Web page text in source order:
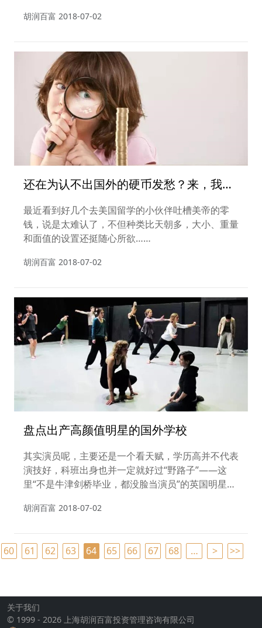
胡润百富 2018-07-02
还在为认不出国外的硬币发愁？来，我们
有特殊技巧~
最近看到好几个去美国留学的小伙伴吐槽美帝的零
钱，说是太难认了，不但种类比天朝多，大小、重量
和面值的设置还挺随心所欲……
胡润百富 2018-07-02
盘点出产高颜值明星的国外学校
其实演员呢，主要还是一个看天赋，学历高并不代表
演技好，科班出身也并一定就好过“野路子”——这
里“不是牛津剑桥毕业，都没脸当演员”的英国明星是
胡润百富 2018-07-02
60 61 62 63 64 65 66 67 68 … > >>
关于我们
© 1999 - 2026 上海胡润百富投资管理咨询有限公司